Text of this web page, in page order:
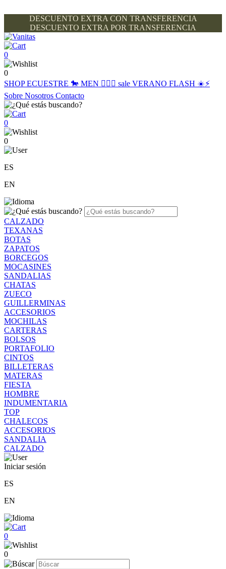
DESCUENTO EXTRA CON TRANSFERENCIA
DESCUENTO EXTRA POR TRANSFERENCIA
0
0
SHOPECUESTRE 🐎 MEN 🙋🏽‍♂️ sale VERANO FLASH ☀️⚡️
Sobre Nosotros Contacto
0
0
ES
EN
CALZADO
TEXANAS
BOTAS
ZAPATOS
BORCEGOS
MOCASINES
SANDALIAS
CHATAS
ZUECO
GUILLERMINAS
ACCESORIOS
MOCHILAS
CARTERAS
BOLSOS
PORTAFOLIO
CINTOS
BILLETERAS
MATERAS
FIESTA
HOMBRE
INDUMENTARIA
TOP
CHALECOS
ACCESORIOS
SANDALIA
CALZADO
Iniciar sesión
ES
EN
0
0